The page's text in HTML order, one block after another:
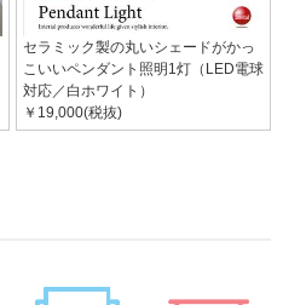
セラミック製の丸いシェードがかっ
こいいペンダント照明1灯（LED電球
対応／白ホワイト）
￥19,000(税抜)